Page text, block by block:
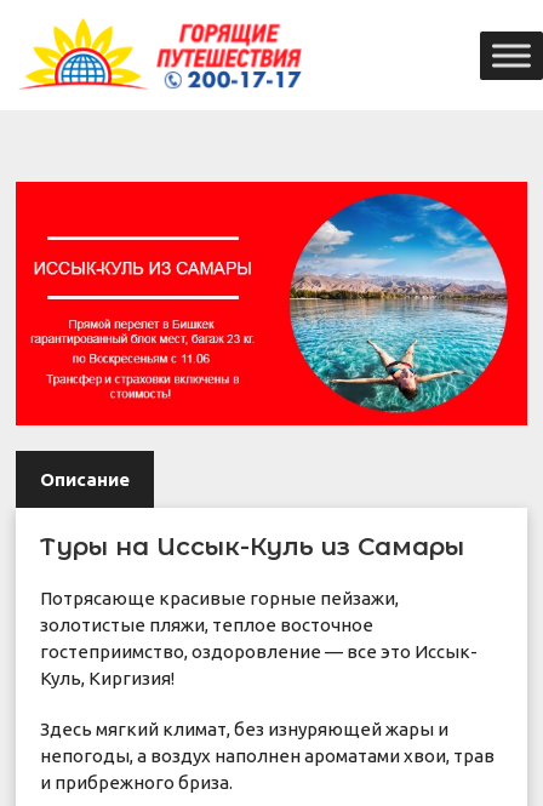
Описание
Туры на Иссык-Куль из Самары
Потрясающе красивые горные пейзажи,
золотистые пляжи, теплое восточное
гостеприимство, оздоровление — все это Иссык-
Куль, Киргизия!
Здесь мягкий климат, без изнуряющей жары и
непогоды, а воздух наполнен ароматами хвои, трав
и прибрежного бриза.